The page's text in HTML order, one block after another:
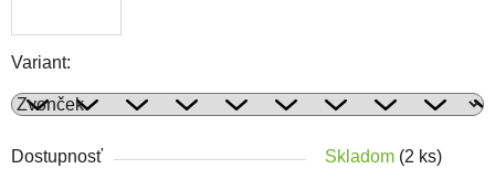
Variant:
Dostupnosť Skladom (2 ks)